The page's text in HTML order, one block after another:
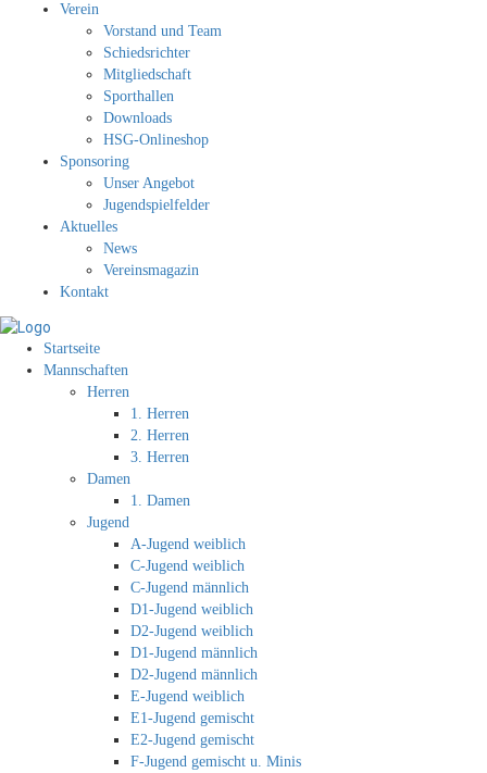
Verein
Vorstand und Team
Schiedsrichter
Mitgliedschaft
Sporthallen
Downloads
HSG-Onlineshop
Sponsoring
Unser Angebot
Jugendspielfelder
Aktuelles
News
Vereinsmagazin
Kontakt
Startseite
Mannschaften
Herren
1. Herren
2. Herren
3. Herren
Damen
1. Damen
Jugend
A-Jugend weiblich
C-Jugend weiblich
C-Jugend männlich
D1-Jugend weiblich
D2-Jugend weiblich
D1-Jugend männlich
D2-Jugend männlich
E-Jugend weiblich
E1-Jugend gemischt
E2-Jugend gemischt
F-Jugend gemischt u. Minis